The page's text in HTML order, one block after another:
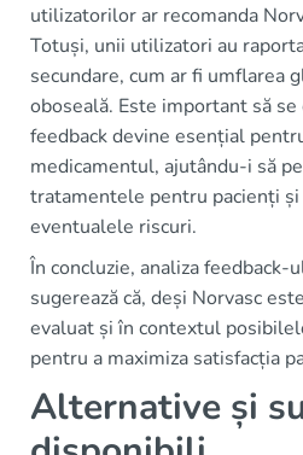
utilizatorilor ar recomanda
Totuși, unii utilizatori au
secundare, cum ar fi umflarea
oboseală. Este important să
feedback devine esențial
medicamentul, ajutându-i să
tratamentele pentru pacienți și
eventualele riscuri.
În concluzie, analiza feedback-
sugerează că, deși Norvasc
evaluat și în contextul
pentru a maximiza satisfacția
Alternative și